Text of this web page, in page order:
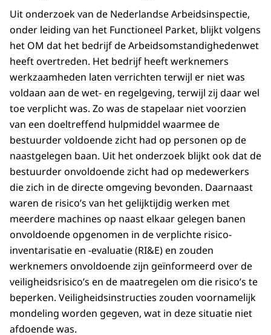
Uit onderzoek van de Nederlandse Arbeidsinspectie,
onder leiding van het Functioneel Parket, blijkt volgens
het OM dat het bedrijf de Arbeidsomstandighedenwet
heeft overtreden. Het bedrijf heeft werknemers
werkzaamheden laten verrichten terwijl er niet was
voldaan aan de wet- en regelgeving, terwijl zij daar wel
toe verplicht was. Zo was de stapelaar niet voorzien
van een doeltreffend hulpmiddel waarmee de
bestuurder voldoende zicht had op personen op de
naastgelegen baan. Uit het onderzoek blijkt ook dat de
bestuurder onvoldoende zicht had op medewerkers
die zich in de directe omgeving bevonden. Daarnaast
waren de risico’s van het gelijktijdig werken met
meerdere machines op naast elkaar gelegen banen
onvoldoende opgenomen in de verplichte risico-
inventarisatie en -evaluatie (RI&E) en zouden
werknemers onvoldoende zijn geïnformeerd over de
veiligheidsrisico’s en de maatregelen om die risico’s te
beperken. Veiligheidsinstructies zouden voornamelijk
mondeling worden gegeven, wat in deze situatie niet
afdoende was.